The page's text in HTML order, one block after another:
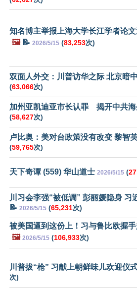
知名博主举报上海大学长江学者论
🖼️📝 2026/5/15 (83,253次)
双面人外交：川普访华之际 北京暗
(63,066次)
加州亚凯迪亚市长认罪 揭开中共海
(58,627次)
卢比奥：美对台政策没有改变 黎智
(59,765次)
天下奇谭 (559) 华山道士 2026/5/15 (
川习会李强“被低调” 彭丽媛隐身 习
📝 2026/5/15 (65,231次)
被美国逼到这份上！习与鲁比欧握
🖼️ 2026/5/15 (106,933次)
川普拔“枪” 习献上朝鲜味儿欢迎仪
次)